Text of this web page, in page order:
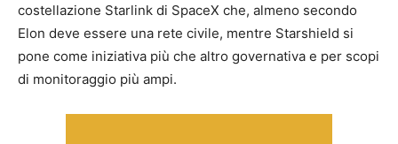
costellazione Starlink di SpaceX che, almeno secondo
Elon deve essere una rete civile, mentre Starshield si
pone come iniziativa più che altro governativa e per scopi
di monitoraggio più ampi.